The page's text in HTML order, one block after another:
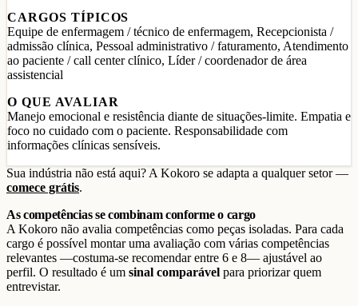
CARGOS TÍPICOS
Equipe de enfermagem / técnico de enfermagem, Recepcionista /
admissão clínica, Pessoal administrativo / faturamento, Atendimento
ao paciente / call center clínico, Líder / coordenador de área
assistencial
O QUE AVALIAR
Manejo emocional e resistência diante de situações-limite. Empatia e
foco no cuidado com o paciente. Responsabilidade com
informações clínicas sensíveis.
Sua indústria não está aqui? A Kokoro se adapta a qualquer setor —
comece grátis.
As competências se combinam conforme o cargo
A Kokoro não avalia competências como peças isoladas. Para cada
cargo é possível montar uma avaliação com várias competências
relevantes —costuma-se recomendar entre 6 e 8— ajustável ao
perfil. O resultado é um sinal comparável para priorizar quem
entrevistar.